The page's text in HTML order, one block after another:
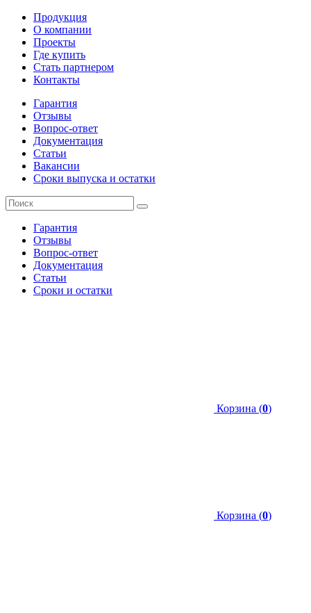
Продукция
О компании
Проекты
Где купить
Стать партнером
Контакты
Гарантия
Отзывы
Вопрос-ответ
Документация
Статьи
Вакансии
Сроки выпуска и остатки
Гарантия
Отзывы
Вопрос-ответ
Документация
Статьи
Сроки и остатки
Корзина (0)
Корзина (0)